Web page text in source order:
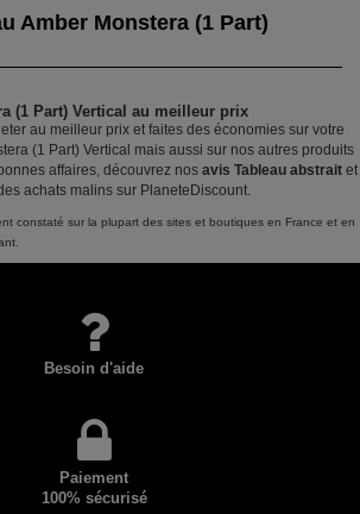
Amber Monstera (1 Part)
(1 Part) Vertical au meilleur prix
au meilleur prix et faites des économies sur votre
(1 Part) Vertical mais aussi sur nos autres produits
affaires, découvrez nos avis Tableau abstrait et
achats malins sur PlaneteDiscount.
constaté sur la plupart des sites et boutiques en France et en
Besoin d'aide
Paiement
100% sécurisé